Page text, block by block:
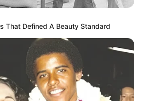
That Defined A Beauty Standard